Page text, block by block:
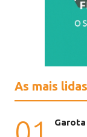
As mais lidas
Garota